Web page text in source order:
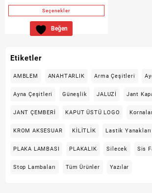
aralığı:
₺450,00
Seçenekler
Bu
ürünün
var.
ürün
seçilebilir
Beğen
Etiketler
AMBLEM ANAHTARLIK Arma Çeşitleri
Ayna Çeşitleri Güneşlik JALUZİ Jant
JANT ÇEMBERİ KAPUT ÜSTÜ LOGO
KROM AKSESUAR KİLİTLİK Lastik Yanakları
PLAKA LAMBASI PLAKALIK Silecek Sis
Stop Lambaları Tüm Ürünler Yazılar